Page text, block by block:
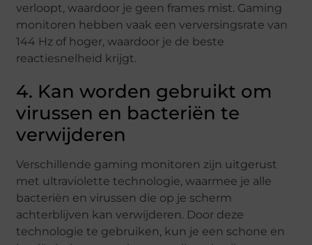
verloopt, waardoor je geen frames mist. Gaming
monitoren hebben vaak een verversingsrate van
144 Hz of hoger, waardoor je de beste
reactiesnelheid krijgt.
4. Kan worden gebruikt om
virussen en bacteriën te
verwijderen
Verschillende gaming monitoren zijn uitgerust
met ultraviolette technologie, waarmee je alle
bacteriën en virussen die op je scherm
achterblijven kan verwijderen. Door deze
technologie te gebruiken, kun je een schone en